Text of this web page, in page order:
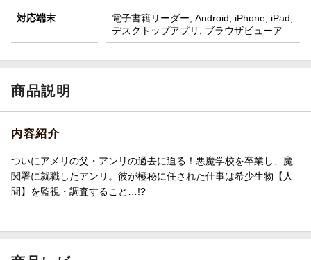
対応端末
電子書籍リーダー, Android, iPhone, iPad,
デスクトップアプリ, ブラウザビューア
商品説明
内容紹介
ついにアメリの父・アンリの過去に迫る！悪魔学校を卒業し、魔
関署に就職したアンリ。彼が極秘に任された仕事は希少生物【人
間】を監視・調査すること…!?